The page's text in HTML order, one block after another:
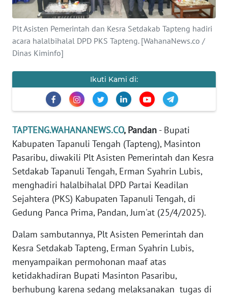
Plt Asisten Pemerintah dan Kesra Setdakab Tapteng hadiri
acara halalbihalal DPD PKS Tapteng. [WahanaNews.co /
Dinas Kiminfo]
Ikuti Kami di:
TAPTENG.WAHANANEWS.CO, Pandan - Bupati
Kabupaten Tapanuli Tengah (Tapteng), Masinton
Pasaribu, diwakili Plt Asisten Pemerintah dan Kesra
Setdakab Tapanuli Tengah, Erman Syahrin Lubis,
menghadiri halalbihalal DPD Partai Keadilan
Sejahtera (PKS) Kabupaten Tapanuli Tengah, di
Gedung Panca Prima, Pandan, Jum'at (25/4/2025).
Dalam sambutannya, Plt Asisten Pemerintah dan
Kesra Setdakab Tapteng, Erman Syahrin Lubis,
menyampaikan permohonan maaf atas
ketidakhadiran Bupati Masinton Pasaribu,
berhubung karena sedang melaksanakan tugas di
KONTAK
KAMI
INFO
PEDOMAN
MEDIA
SIBER
REDAKSI
KARIR
DISCLAIMER
Wahana
News
Regional